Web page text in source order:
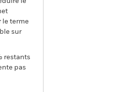
le terme
sur
restants
pas